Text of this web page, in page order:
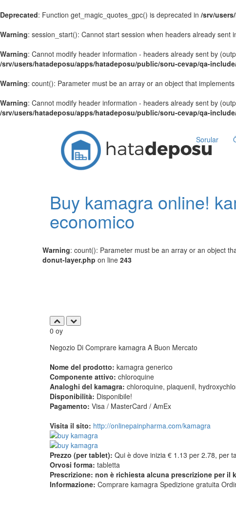
Deprecated: Function get_magic_quotes_gpc() is deprecated in /srv/
Warning: session_start(): Cannot start session when headers already sent
Warning: Cannot modify header information - headers already sent by
/srv/users/hatadeposu/apps/hatadeposu/public/soru-cevap/qa-
Warning: count(): Parameter must be an array or an object that
Warning: Cannot modify header information - headers already sent by
/srv/users/hatadeposu/apps/hatadeposu/public/soru-cevap/qa-
Sorular
Buy kamagra online!
economico
Warning: count(): Parameter must be an array or an object
donut-layer.php on line 243
0 oy
Negozio Di Comprare kamagra A Buon Mercato
Nome del prodotto: kamagra generico
Componente attivo: chloroquine
Analoghi del kamagra: chloroquine, plaquenil,
Disponibilità: Disponibile!
Pagamento: Visa / MasterCard / AmEx
Visita il sito: http://onlinepainpharma.com/kamagra
Prezzo (per tablet): Qui è dove inizia € 1.13 per 2.78, per
Orvosi forma: tabletta
Prescrizione: non è richiesta alcuna prescrizione per
Informazione: Comprare kamagra Spedizione gratuita